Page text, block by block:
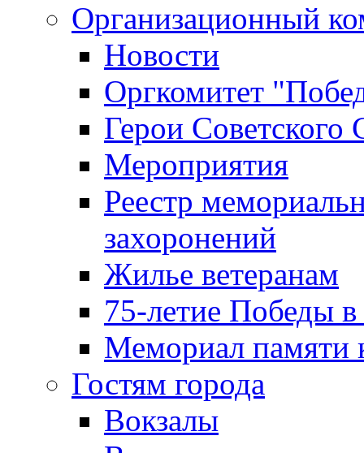
Организационный
Новости
Оргкомитет
Герои Советского
Мероприятия
Реестр
захоронений
Жилье ветеранам
75-летие Победы
Мемориал памяти
Гостям города
Вокзалы